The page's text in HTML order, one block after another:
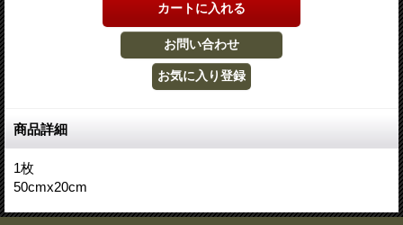
商品詳細
1枚
50cmx20cm